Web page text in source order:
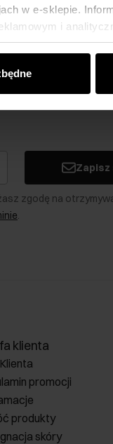
w e-sklepie.
i
podczas
Zapisz
zgodę na
.
klienta
promocji
produkty
skóry